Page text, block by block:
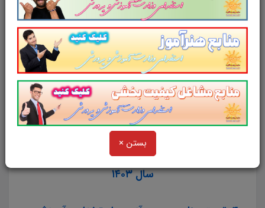
بستن ×
سایت علمی، آموزشی و فرهنگی پرتو
یادگیری مجموعه منابع آمادگی برای آزمون
استخدامی آموزش و پرورش سال ۱۴۰۳ و
سایر آزمون های استخدامی را برای داوطلبین
این آزمون به شرح ذیل اعلام می دارد.
1. منابع عمومی استخدامی آموزش و پرورش سال
۱۴۰۳
2. منابع اختصاصی استخدامی آموزش و پرورش
سال ۱۴۰۳